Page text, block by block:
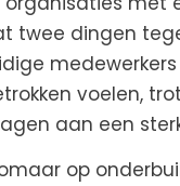
twee dingen
voelen,
aan een
op